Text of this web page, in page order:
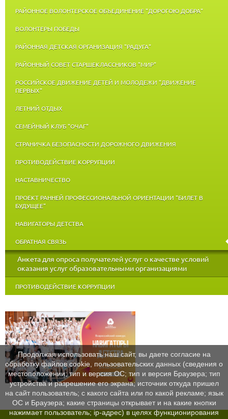
РАЙОННОЕ ВОЛОНТЕРСКОЕ ОБЪЕДИНЕНИЕ "ДОРОГОЮ ДОБРА"
ВОЛОНТЕРЫ ПОБЕДЫ
РАЙОННАЯ ДЕТСКАЯ ОРГАНИЗАЦИЯ "РАДУГА"
РАЙОННЫЙ СОВЕТ СТАРШЕКЛАССНИКОВ "МИР"
РОССИЙСКОЕ ДВИЖЕНИЕ ДЕТЕЙ И МОЛОДЕЖИ "ДВИЖЕНИЕ
ПЕРВЫХ"
ЛЕТНИЙ ОТДЫХ
СЕМЕЙНЫЙ КЛУБ "ОЧАГ"
СТРАНИЧКА БЕЗОПАСНОСТИ ДОРОЖНОГО ДВИЖЕНИЯ
ПРОТИВОДЕЙСТВИЕ КОРРУПЦИИ
НАСТАВНИЧЕСТВО
ПРОЕКТ РАННЕЙ ПРОФЕССИОНАЛЬНОЙ ОРИЕНТАЦИИ "БИЛЕТ В
БУДУЩЕЕ"
НАВИГАТОРЫ ДЕТСТВА
ОБРАТНАЯ СВЯЗЬ
Анкета для опроса получателей услуг о качестве условий
оказания услуг образовательными организациями
ПРОТИВОДЕЙСТВИЕ КОРРУПЦИИ
Продолжая использовать наш сайт, вы даете согласие на
обработку файлов cookie, пользовательских данных (сведения о
местоположении; тип и версия ОС; тип и версия Браузера; тип
устройства и разрешение его экрана; источник откуда пришел
на сайт пользователь; с какого сайта или по какой рекламе; язык
ОС и Браузера; какие страницы открывает и на какие кнопки
нажимает пользователь; ip-адрес) в целях функционирования